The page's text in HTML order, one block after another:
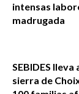
intensas
madrugada
SEBIDES
sierra de